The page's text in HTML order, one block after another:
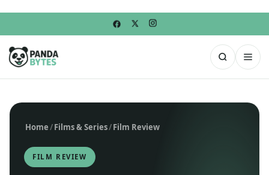
Home/Films & Series/Film Review
FILM REVIEW